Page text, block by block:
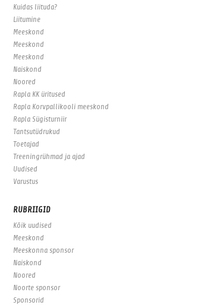
Kuidas liituda?
Liitumine
Meeskond
Meeskond
Meeskond
Naiskond
Noored
Rapla KK üritused
Rapla Korvpallikooli meeskond
Rapla Sügisturniir
Tantsutüdrukud
Toetajad
Treeningrühmad ja ajad
Uudised
Varustus
RUBRIIGID
Kõik uudised
Meeskond
Meeskonna sponsor
Naiskond
Noored
Noorte sponsor
Sponsorid